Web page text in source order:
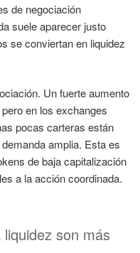
de negociación
suele aparecer justo
se conviertan en liquidez
Un fuerte aumento
en los exchanges
pocas carteras están
amplia. Esta es
de baja capitalización
a la acción coordinada.
son más